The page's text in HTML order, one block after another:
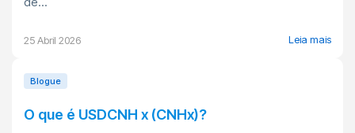
25 Abril 2026 Leia mais
Blogue
O que é USDCNH x (CNHx)?